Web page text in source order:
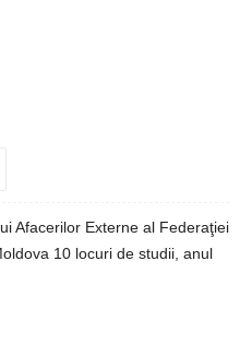
Afacerilor Externe al Federaţiei
10 locuri de studii, anul